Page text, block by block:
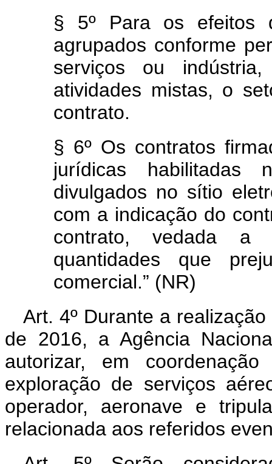
§ 5º Para os efeitos
agrupados conforme
serviços ou
atividades mistas, o
contrato.
§ 6º Os contratos
jurídicas
divulgados no sítio
com a indicação do
contrato, vedada a
quantidades que
comercial.” (NR)
Art. 4º Durante a
de 2016, a Agência
autorizar, em
exploração de serviços
operador, aeronave e
relacionada aos referidos